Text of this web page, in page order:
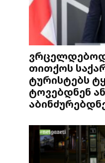
თითქოს
ტურისტებს
ტოვებდნენ